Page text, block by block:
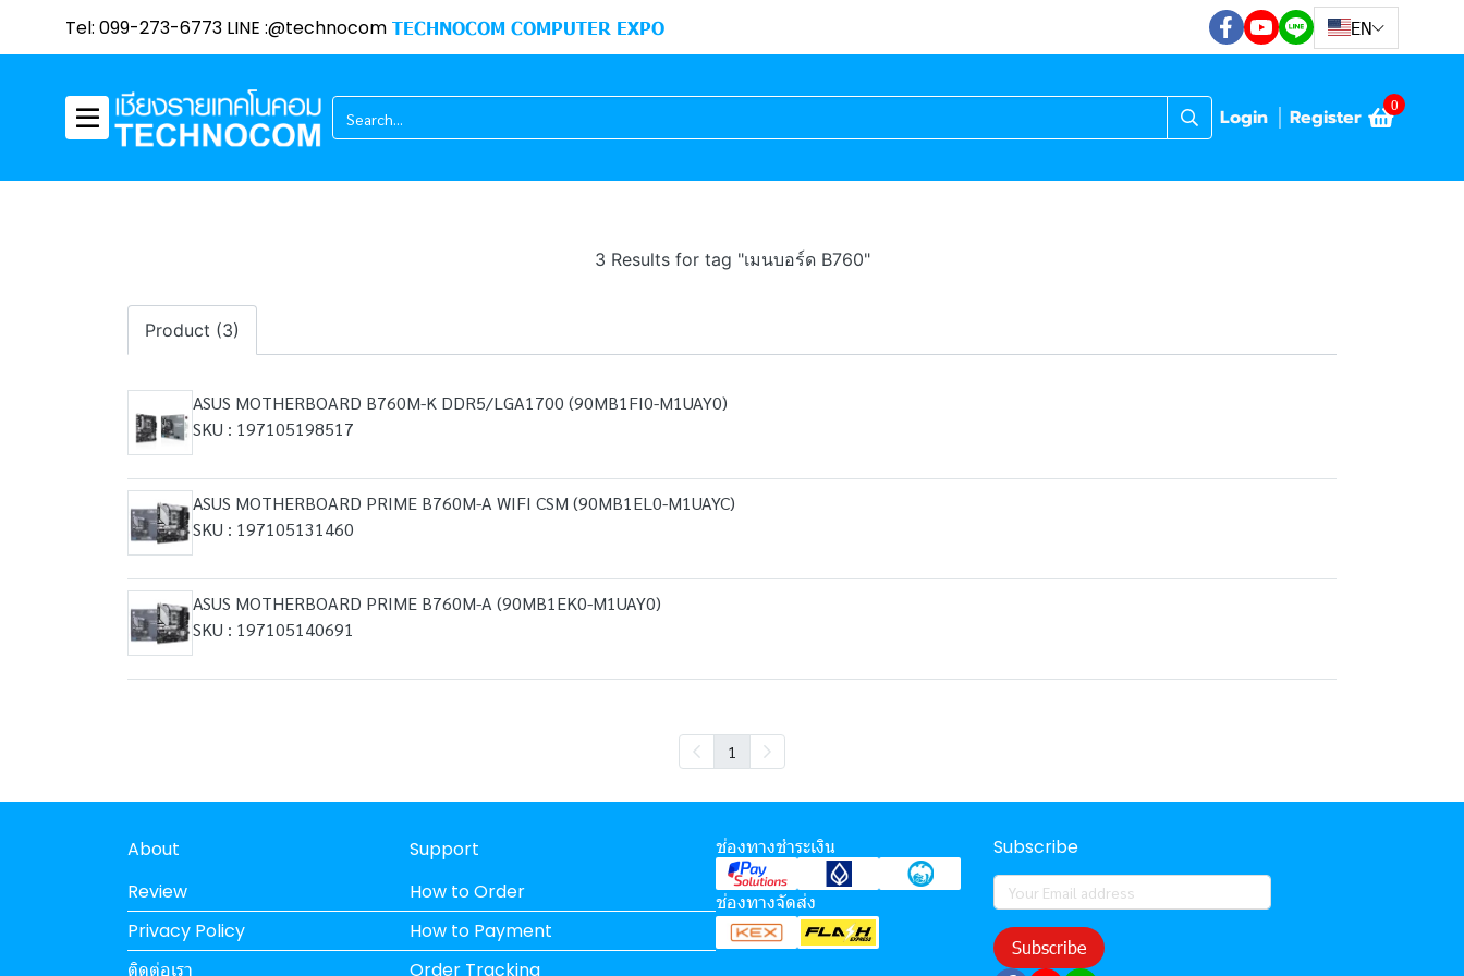
Tel: 099-273-6773 LINE :@technocom TECHNOCOM COMPUTER EXPO EN
Login Register 0
3 Results for tag "เมนบอร์ด B760"
Product (3)
ASUS MOTHERBOARD B760M-K DDR5/LGA1700 (90MB1FI0-M1UAY0)
SKU : 197105198517
ASUS MOTHERBOARD PRIME B760M-A WIFI CSM (90MB1EL0-M1UAYC)
SKU : 197105131460
ASUS MOTHERBOARD PRIME B760M-A (90MB1EK0-M1UAY0)
SKU : 197105140691
1
About
Review
Privacy Policy
ติดต่อเรา
Support
How to Order
How to Payment
Order Tracking
ช่องทางชำระเงิน
ช่องทางจัดส่ง
Subscribe
Subscribe